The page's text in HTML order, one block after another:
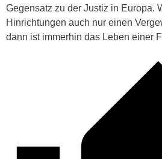
Gegensatz zu der Justiz in Europa.
Hinrichtungen auch nur einen
dann ist immerhin das Leben einer